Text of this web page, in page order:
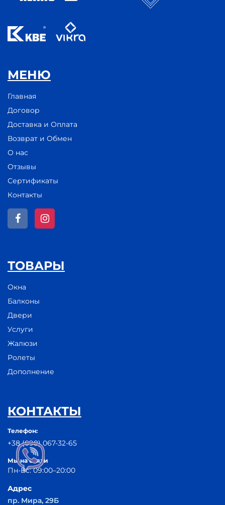
МЕНЮ
Главная
Договор
Доставка и Оплата
Возврат и Обмен
О нас
Отзывы
Сертификаты
Контакты
ТОВАРЫ
Окна
Балконы
Двери
Услуги
Жалюзи
Ролеты
Дополнение
КОНТАКТЫ
Телефон:
+38 (098) 067-32-65
Мы на связи
Пн-Вс: 09:00–20:00
Адрес
пр. Мира, 29Б